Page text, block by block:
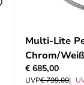
Multi-Lite
Chrom/
€ 685,00
UVP€ 799,00